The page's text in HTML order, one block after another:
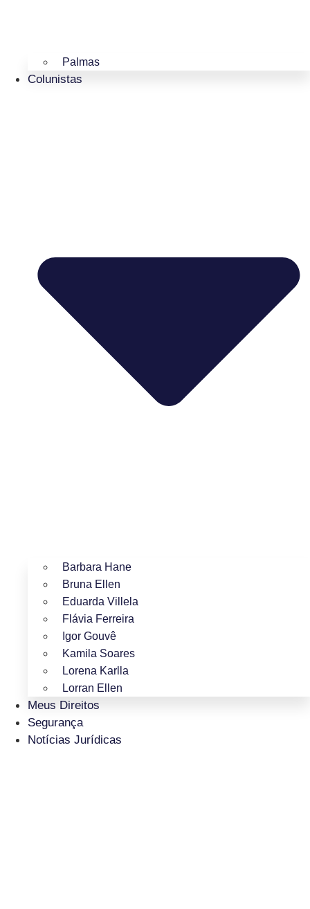
Palmas
Colunistas
Barbara Hane
Bruna Ellen
Eduarda Villela
Flávia Ferreira
Igor Gouvê
Kamila Soares
Lorena Karlla
Lorran Ellen
Meus Direitos
Segurança
Notícias Jurídicas